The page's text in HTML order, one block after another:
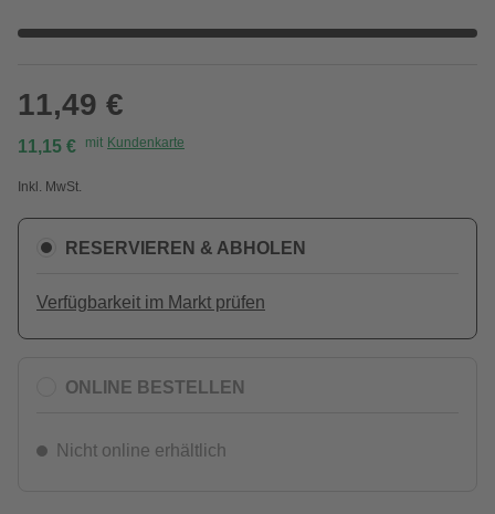
11,49 €
11,15 € mit Kundenkarte
Inkl. MwSt.
RESERVIEREN & ABHOLEN
Verfügbarkeit im Markt prüfen
ONLINE BESTELLEN
Nicht online erhältlich